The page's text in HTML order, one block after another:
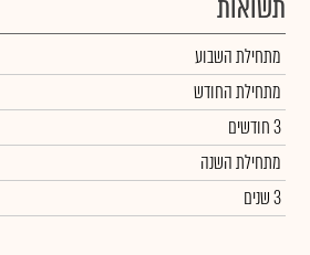
תשואות
מתחילת השבוע
מתחילת החודש
3 חודשים
מתחילת השנה
3 שנים